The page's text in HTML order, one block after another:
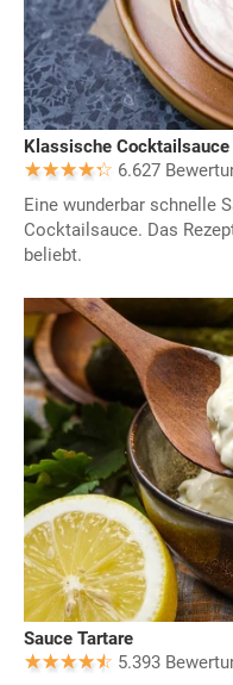
Klassische Cocktailsauce
6.627
Eine wunderbar schnelle
Cocktailsauce. Das
beliebt.
Sauce Tartare
5.393